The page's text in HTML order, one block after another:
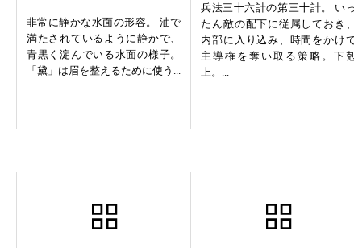
非常に静かな水面の形容。 油で
満たされているように静かで、
青黒く淀んでいる水面の様子。
「黛」は眉を整えるために使う...
兵法三十六計の第三十計。 いっ
たん敵の配下に従属しておき、
内部に入り込み、時間をかけ
主導権を奪い取る策略。下
上。...